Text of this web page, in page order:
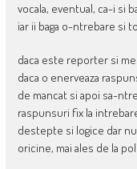
vocala, eventual, ca-i si
iar ii baga o-ntrebare si
daca este reporter si
daca o enerveaza
de mancat si apoi sa-
raspunsuri fix la
destepte si logice dar
oricine, mai ales de la